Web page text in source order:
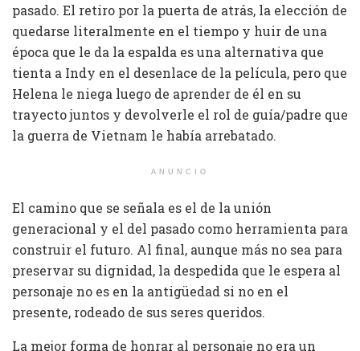
pasado. El retiro por la puerta de atrás, la elección de
quedarse literalmente en el tiempo y huir de una
época que le da la espalda es una alternativa que
tienta a Indy en el desenlace de la película, pero que
Helena le niega luego de aprender de él en su
trayecto juntos y devolverle el rol de guía/padre que
la guerra de Vietnam le había arrebatado.
ANUNCIO
El camino que se señala es el de la unión
generacional y el del pasado como herramienta para
construir el futuro. Al final, aunque más no sea para
preservar su dignidad, la despedida que le espera al
personaje no es en la antigüedad si no en el
presente, rodeado de sus seres queridos.
La mejor forma de honrar al personaje no era un